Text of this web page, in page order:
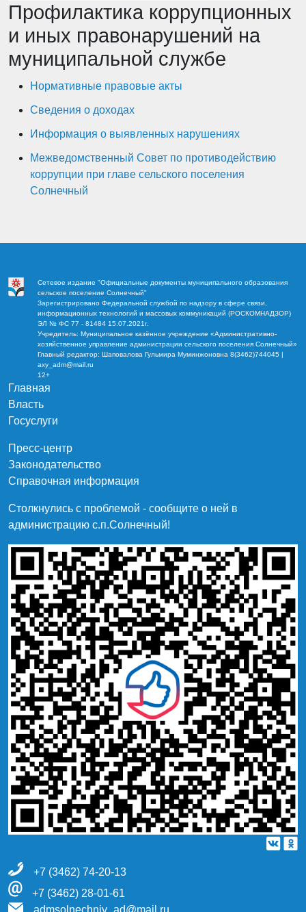
Профилактика коррупционных
и иных правонарушений на
муниципальной службе
Нормативные правовые акты
Сведения о доходах
Информация о выявленных нарушениях
Межведомственный Совет по противодействию
коррупции при главе сельского поселения
Солнечный
Сетевое издание "Официальные документы муниципального образования
сельское поселение Солнечный"
Зарегистрировано Федеральной службой по надзору в сфере связи,
информационных технологий и массовых коммуникаций (РОСКОМНАДЗОР)
ЭЛ № ФС 77 - 81484 15.07.2021г.
Учредитель: Муниципальное казённое учреждение «Административно-
хозяйственное управление администрации сельского поселения Солнечный»
Главный редактор: Шаповалова Гульмира Муминжоновна 8(3462)744045 |
axy_adm@mail.ru
12+
Главная
Власть
Госуслуги
Пресс-центр
Законодательство
Справочная информация
Столкнулись с проблемой - сообщите о ней в
администрацию c.п.Солнечный!
+7 (3462) 74-20-13
+7 (3462) 28-01-61